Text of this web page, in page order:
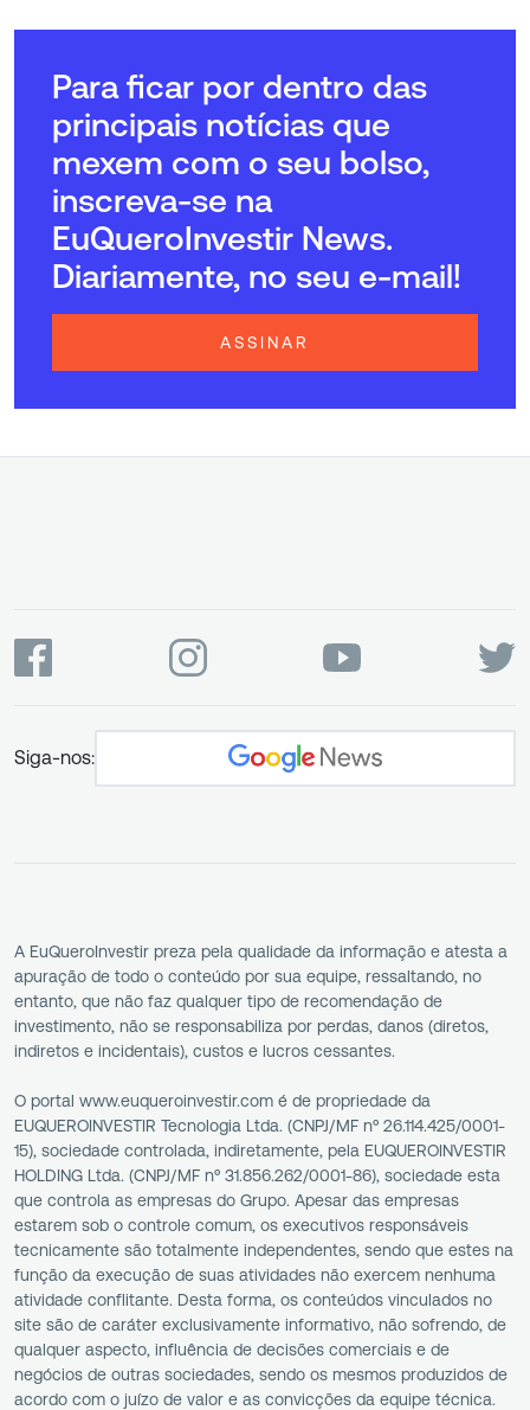
Para ficar por dentro das
principais notícias que
mexem com o seu bolso,
inscreva-se na
EuQueroInvestir News.
Diariamente, no seu e-mail!
ASSINAR
Siga-nos:
A EuQueroInvestir preza pela qualidade da informação e atesta a
apuração de todo o conteúdo por sua equipe, ressaltando, no
entanto, que não faz qualquer tipo de recomendação de
investimento, não se responsabiliza por perdas, danos (diretos,
indiretos e incidentais), custos e lucros cessantes.
O portal www.euqueroinvestir.com é de propriedade da
EUQUEROINVESTIR Tecnologia Ltda. (CNPJ/MF nº 26.114.425/0001-
15), sociedade controlada, indiretamente, pela EUQUEROINVESTIR
HOLDING Ltda. (CNPJ/MF nº 31.856.262/0001-86), sociedade esta
que controla as empresas do Grupo. Apesar das empresas
estarem sob o controle comum, os executivos responsáveis
tecnicamente são totalmente independentes, sendo que estes na
função da execução de suas atividades não exercem nenhuma
atividade conflitante. Desta forma, os conteúdos vinculados no
site são de caráter exclusivamente informativo, não sofrendo, de
qualquer aspecto, influência de decisões comerciais e de
negócios de outras sociedades, sendo os mesmos produzidos de
acordo com o juízo de valor e as convicções da equipe técnica.